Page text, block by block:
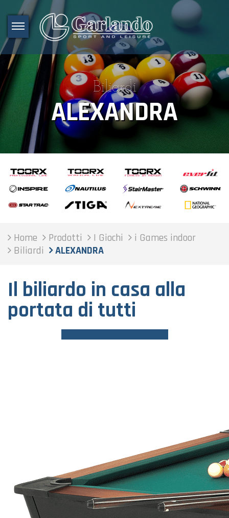
Biliardi
ALEXANDRA
Home Prodotti I Giochi
i Games indoor
Biliardi
ALEXANDRA
Il biliardo in casa alla
portata di tutti